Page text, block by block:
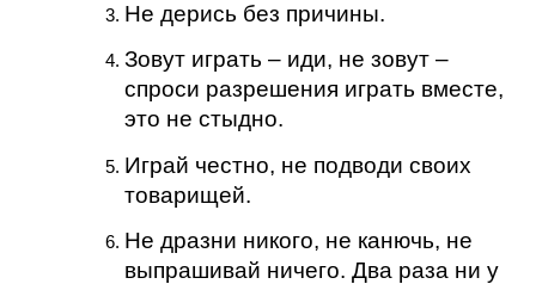
Не дерись без причины.
Зовут играть – иди, не зовут –
спроси разрешения играть вместе,
это не стыдно.
Играй честно, не подводи своих
товарищей.
Не дразни никого, не канючь, не
выпрашивай ничего. Два раза ни у